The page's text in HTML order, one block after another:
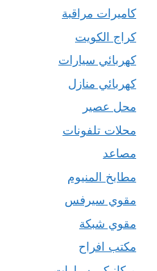
كاميرات مراقبة
كراج الكويت
كهربائي سيارات
كهربائي منازل
محل عصير
محلات تلفونات
مصاعد
مطابخ المنيوم
مقوي سيرفس
مقوي شبكة
مكتب افراح